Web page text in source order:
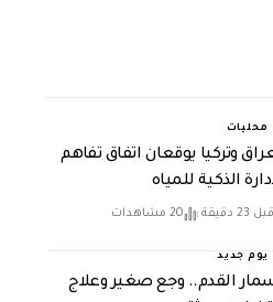
محليات
وتركيا يوقعان اتفاق تفاهم
الذكية للمياه
قبل 23 دقيقة 20 مشاهدات
يوم جديد
القدم.. وجع صغير وعلاج